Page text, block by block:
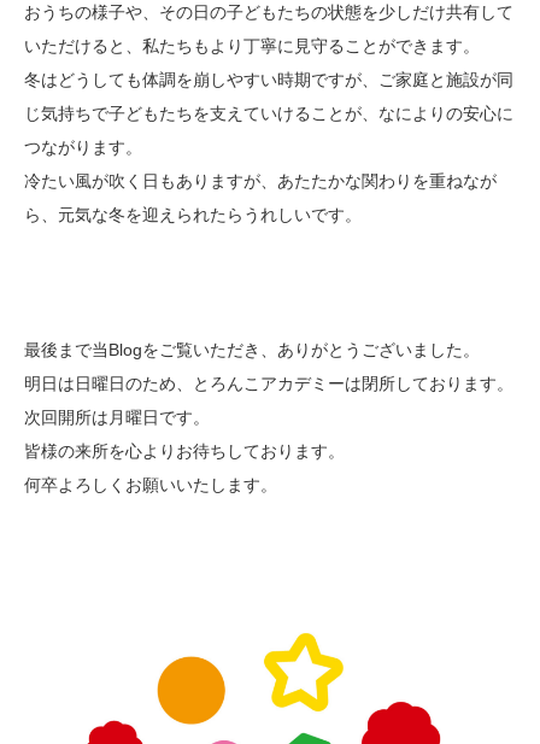
おうちの様子や、その日の子どもたちの状態を少しだけ共有して
いただけると、私たちもより丁寧に見守ることができます。
冬はどうしても体調を崩しやすい時期ですが、ご家庭と施設が同
じ気持ちで子どもたちを支えていけることが、なによりの安心に
つながります。
冷たい風が吹く日もありますが、あたたかな関わりを重ねなが
ら、元気な冬を迎えられたらうれしいです。
最後まで当Blogをご覧いただき、ありがとうございました。
明日は日曜日のため、とろんこアカデミーは閉所しております。
次回開所は月曜日です。
皆様の来所を心よりお待ちしております。
何卒よろしくお願いいたします。